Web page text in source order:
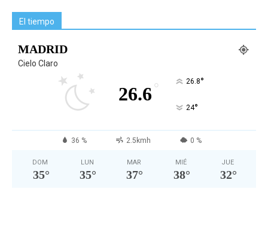
El tiempo
MADRID
Cielo Claro
26.6 ° 26.8°
24°
36 % 2.5kmh 0 %
DOM
35°
LUN
35°
MAR
37°
MIÉ
38°
JUE
32°